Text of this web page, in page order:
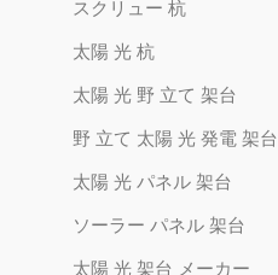
スクリュー 杭
太陽 光 杭
太陽 光 野 立て 架台
野 立て 太陽 光 発電 架台
太陽 光 パネル 架台
ソーラー パネル 架台
太陽 光 架台 メーカー